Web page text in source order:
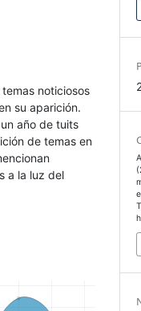
noticiosos
su aparición.
año de tuits
de temas en
a la luz del